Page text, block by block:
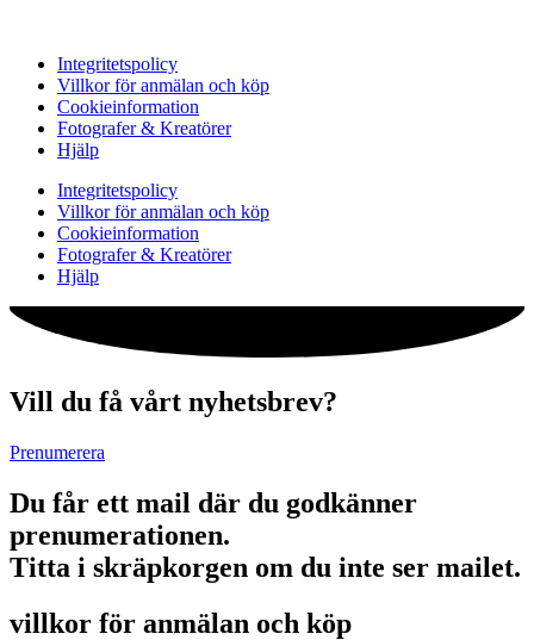
Integritetspolicy
Villkor för anmälan och köp
Cookieinformation
Fotografer & Kreatörer
Hjälp
Integritetspolicy
Villkor för anmälan och köp
Cookieinformation
Fotografer & Kreatörer
Hjälp
Vill du få vårt nyhetsbrev?
Prenumerera
Du får ett mail där du godkänner
prenumerationen.
Titta i skräpkorgen om du inte ser mailet.
villkor för anmälan och köp